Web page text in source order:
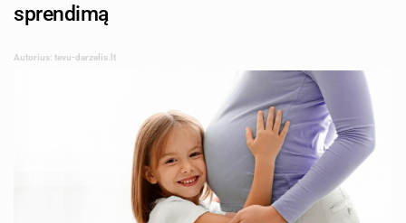
sprendimą
Autorius: tevu-darzelis.lt